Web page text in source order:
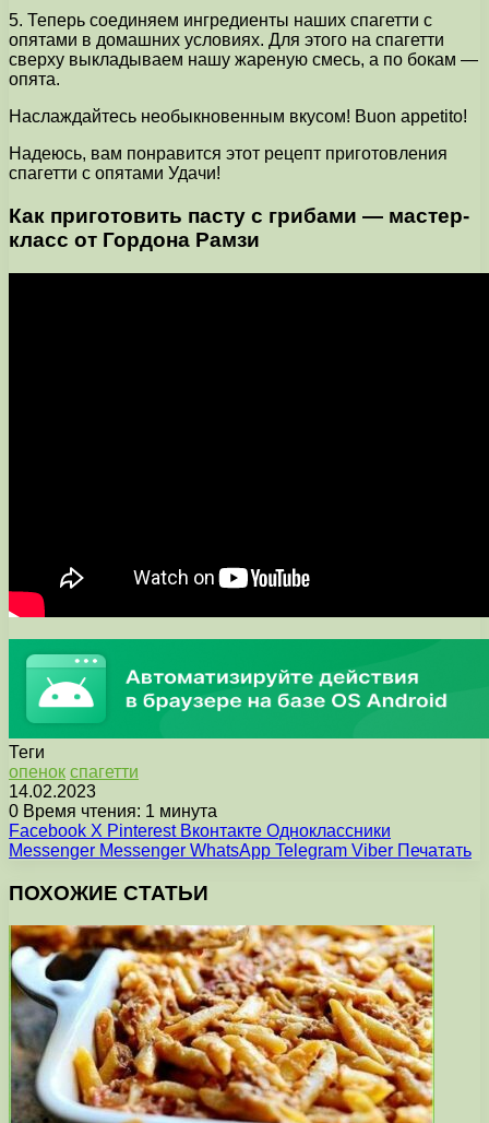
5. Теперь соединяем ингредиенты наших спагетти с
опятами в домашних условиях. Для этого на спагетти
сверху выкладываем нашу жареную смесь, а по бокам —
опята.
Наслаждайтесь необыкновенным вкусом! Buon appetito!
Надеюсь, вам понравится этот рецепт приготовления
спагетти с опятами Удачи!
Как приготовить пасту с грибами — мастер-
класс от Гордона Рамзи
Теги
опенок спагетти
14.02.2023
0 Время чтения: 1 минута
Facebook X Pinterest Вконтакте Одноклассники
Messenger Messenger WhatsApp Telegram Viber Печатать
ПОХОЖИЕ СТАТЬИ